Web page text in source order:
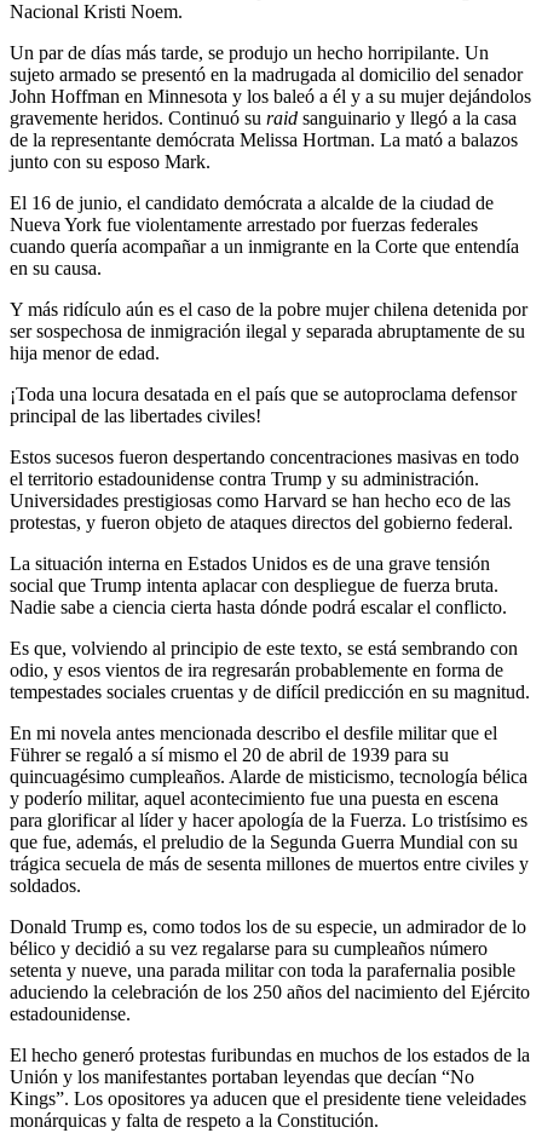
Nacional Kristi Noem.
Un par de días más tarde, se produjo un hecho horripilante. Un
sujeto armado se presentó en la madrugada al domicilio del senador
John Hoffman en Minnesota y los baleó a él y a su mujer dejándolos
gravemente heridos. Continuó su raid sanguinario y llegó a la casa
de la representante demócrata Melissa Hortman. La mató a balazos
junto con su esposo Mark.
El 16 de junio, el candidato demócrata a alcalde de la ciudad de
Nueva York fue violentamente arrestado por fuerzas federales
cuando quería acompañar a un inmigrante en la Corte que entendía
en su causa.
Y más ridículo aún es el caso de la pobre mujer chilena detenida por
ser sospechosa de inmigración ilegal y separada abruptamente de su
hija menor de edad.
¡Toda una locura desatada en el país que se autoproclama defensor
principal de las libertades civiles!
Estos sucesos fueron despertando concentraciones masivas en todo
el territorio estadounidense contra Trump y su administración.
Universidades prestigiosas como Harvard se han hecho eco de las
protestas, y fueron objeto de ataques directos del gobierno federal.
La situación interna en Estados Unidos es de una grave tensión
social que Trump intenta aplacar con despliegue de fuerza bruta.
Nadie sabe a ciencia cierta hasta dónde podrá escalar el conflicto.
Es que, volviendo al principio de este texto, se está sembrando con
odio, y esos vientos de ira regresarán probablemente en forma de
tempestades sociales cruentas y de difícil predicción en su magnitud.
En mi novela antes mencionada describo el desfile militar que el
Führer se regaló a sí mismo el 20 de abril de 1939 para su
quincuagésimo cumpleaños. Alarde de misticismo, tecnología bélica
y poderío militar, aquel acontecimiento fue una puesta en escena
para glorificar al líder y hacer apología de la Fuerza. Lo tristísimo es
que fue, además, el preludio de la Segunda Guerra Mundial con su
trágica secuela de más de sesenta millones de muertos entre civiles y
soldados.
Donald Trump es, como todos los de su especie, un admirador de lo
bélico y decidió a su vez regalarse para su cumpleaños número
setenta y nueve, una parada militar con toda la parafernalia posible
aduciendo la celebración de los 250 años del nacimiento del Ejército
estadounidense.
El hecho generó protestas furibundas en muchos de los estados de la
Unión y los manifestantes portaban leyendas que decían “No
Kings”. Los opositores ya aducen que el presidente tiene veleidades
monárquicas y falta de respeto a la Constitución.